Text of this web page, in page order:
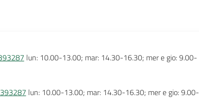
lun: 10.00-13.00; mar: 14.30-16.30; mer e gio: 9.00-
lun: 10.00-13.00; mar: 14.30-16.30; mer e gio: 9.00-